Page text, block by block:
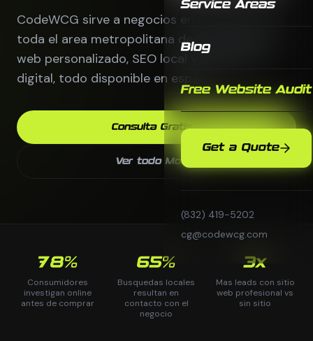
Service Areas
Blog
Free Website Audit
Get a Quote
(832) 419-5202
cg@codewcg.com
CodeWCG sirve a negocios en Citronelle y en
toda el area metropolitana de Mobile. Diseno
web personalizado, SEO local y publicidad
digital, todo disponible en espanol.
Consulta Gratis
Ver todo Mobile
78%
Consumidores
investigan online
antes de comprar
65%
Busquedas locales
resultan en
contacto con el
negocio
3x
Mas leads con sitio
web profesional vs
sin sitio